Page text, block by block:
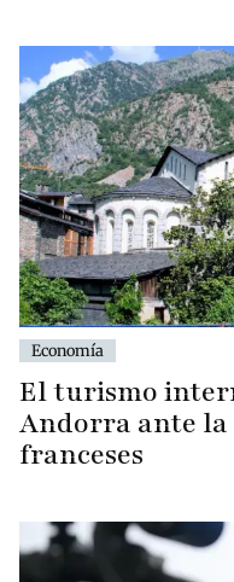
Economía
El turismo
Andorra ante la
franceses